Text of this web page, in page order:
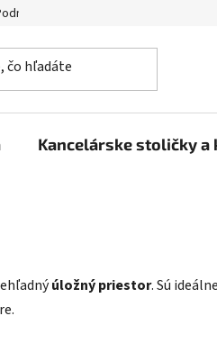
ochrany osobných údajov
Kancelárske stoličky a
úložný priestor. Sú